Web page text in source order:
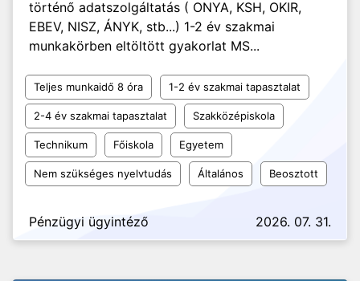
történő adatszolgáltatás ( ONYA, KSH, OKIR,
EBEV, NISZ, ÁNYK, stb...) 1-2 év szakmai
munkakörben eltöltött gyakorlat MS...
Teljes munkaidő 8 óra 1-2 év szakmai tapasztalat
2-4 év szakmai tapasztalat Szakközépiskola
Technikum Főiskola Egyetem
Nem szükséges nyelvtudás Általános Beosztott
Pénzügyi ügyintéző 2026. 07. 31.